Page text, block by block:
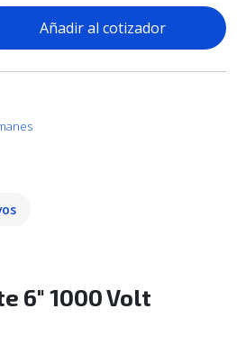
Añadir al cotizador
6" 1000 Volt